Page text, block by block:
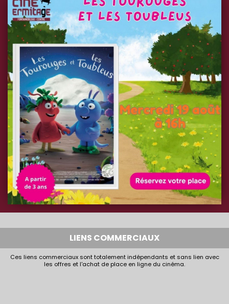
LIENS COMMERCIAUX
Ces liens commerciaux sont totalement indépendants et sans lien avec
les offres et l'achat de place en ligne du cinéma.